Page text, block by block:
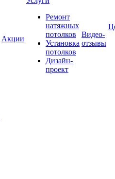
Акции
Ремонт
натяжных
потолков
Установка
потолков
Дизайн-
проект
Видео-
отзывы